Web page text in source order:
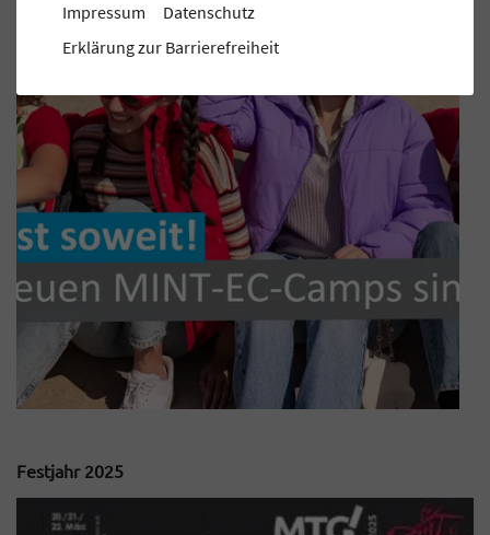
Festjahr 2025
Impressum
Datenschutz
Erklärung zur Barrierefreiheit